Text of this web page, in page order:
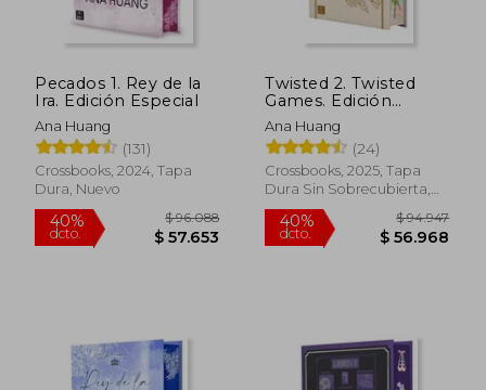
10% $ 48.900 40%
Pecados 1. Rey de la
Ira. Edición Especial
Ana Huang
(131)
Crossbooks, 2024, Tapa
Dura, Nuevo
Twisted 2. Twisted
Games. Edición
especial Cantos
tintados
Ana Huang
(24)
Crossbooks, 2025, Tapa
Dura Sin Sobrecubierta,
Nuevo